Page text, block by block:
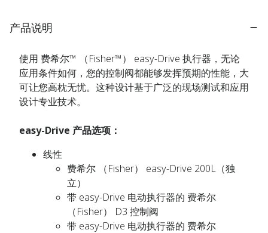
产品说明
使用 费希尔™ （Fisher™） easy-Drive 执行器，无论
应用条件如何，您的控制阀都能够发挥预期的性能，大
可让您高枕无忧。这种设计基于广泛的现场测试和应用
设计专业技术。
easy-Drive 产品选项：
线性
费希尔 （Fisher） easy-Drive 200L（独
立）
带 easy-Drive 电动执行器的 费希尔
（Fisher） D3 控制阀
带 easy-Drive 电动执行器的 费希尔